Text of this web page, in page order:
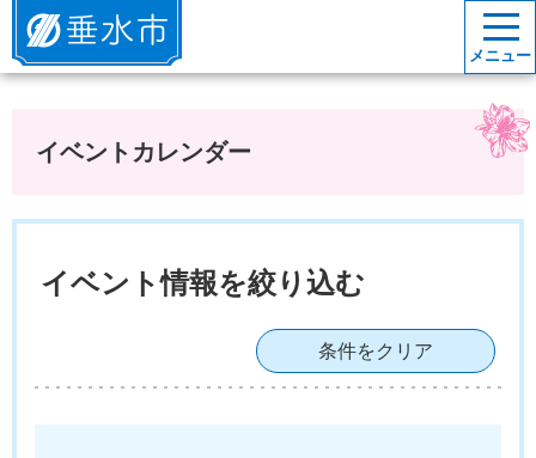
垂水市
メニュー
イベントカレンダー
イベント情報を絞り込む
条件をクリア